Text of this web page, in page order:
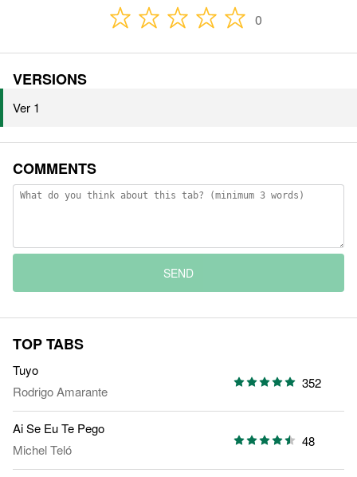
0
VERSIONS
Ver 1
COMMENTS
SEND
TOP TABS
Tuyo
Rodrigo Amarante
352
Ai Se Eu Te Pego
Michel Teló
48